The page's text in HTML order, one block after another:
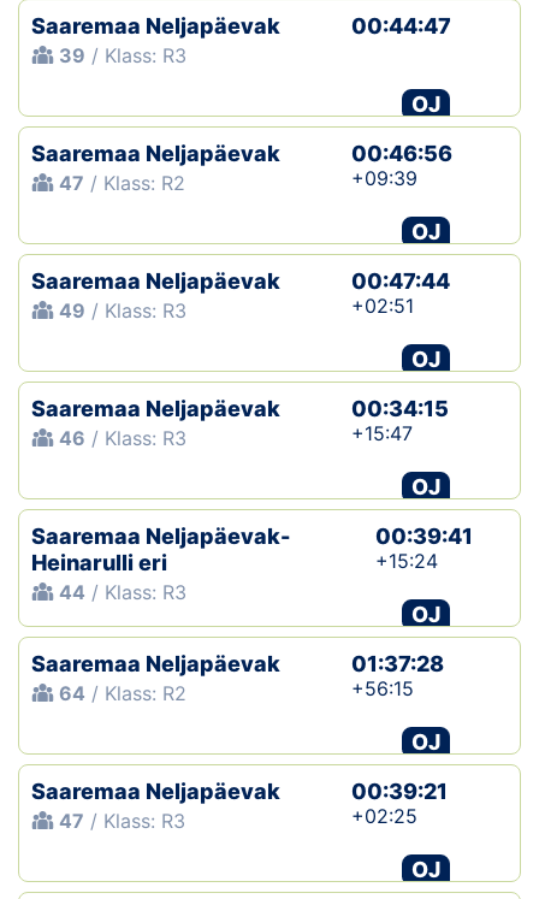
Saaremaa Neljapäevak
39 / Klass: R3
00:44:47
OJ
Saaremaa Neljapäevak
47 / Klass: R2
00:46:56
+09:39
OJ
Saaremaa Neljapäevak
49 / Klass: R3
00:47:44
+02:51
OJ
Saaremaa Neljapäevak
46 / Klass: R3
00:34:15
+15:47
OJ
Saaremaa Neljapäevak-
Heinarulli eri
44 / Klass: R3
00:39:41
+15:24
OJ
Saaremaa Neljapäevak
64 / Klass: R2
01:37:28
+56:15
OJ
Saaremaa Neljapäevak
47 / Klass: R3
00:39:21
+02:25
OJ